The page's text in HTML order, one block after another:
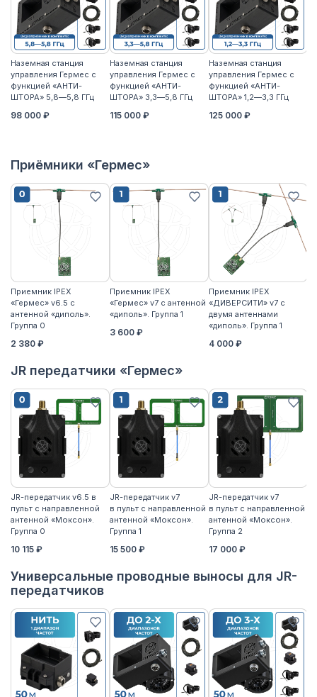
Наземная станция
управления Гермес с
функцией «АНТИ-
ШТОРА» 5,8—5,8 ГГц
98 000 ₽
Наземная станция
управления Гермес с
функцией «АНТИ-
ШТОРА» 3,3—5,8 ГГц
115 000 ₽
Наземная станция
управления Гермес с
функцией «АНТИ-
ШТОРА» 1,2—3,3 ГГц
125 000 ₽
Приёмники «Гермес»
Приемник IPEX
«Гермес» v6.5 с
антенной «диполь».
Группа 0
2 380 ₽
Приемник IPEX
«Гермес» v7 с антенной
«диполь». Группа 1
3 600 ₽
Приемник IPEX
«ДИВЕРСИТИ» v7 с
двумя антеннами
«диполь». Группа 1
4 000 ₽
JR передатчики «Гермес»
JR-передатчик v6.5 в
пульт с направленной
антенной «Моксон».
Группа 0
10 115 ₽
JR-передатчик v7
в пульт с направленной
антенной «Моксон».
Группа 1
15 500 ₽
JR-передатчик v7
в пульт с направленной
антенной «Моксон».
Группа 2
17 000 ₽
Универсальные проводные выносы для JR-
передатчиков